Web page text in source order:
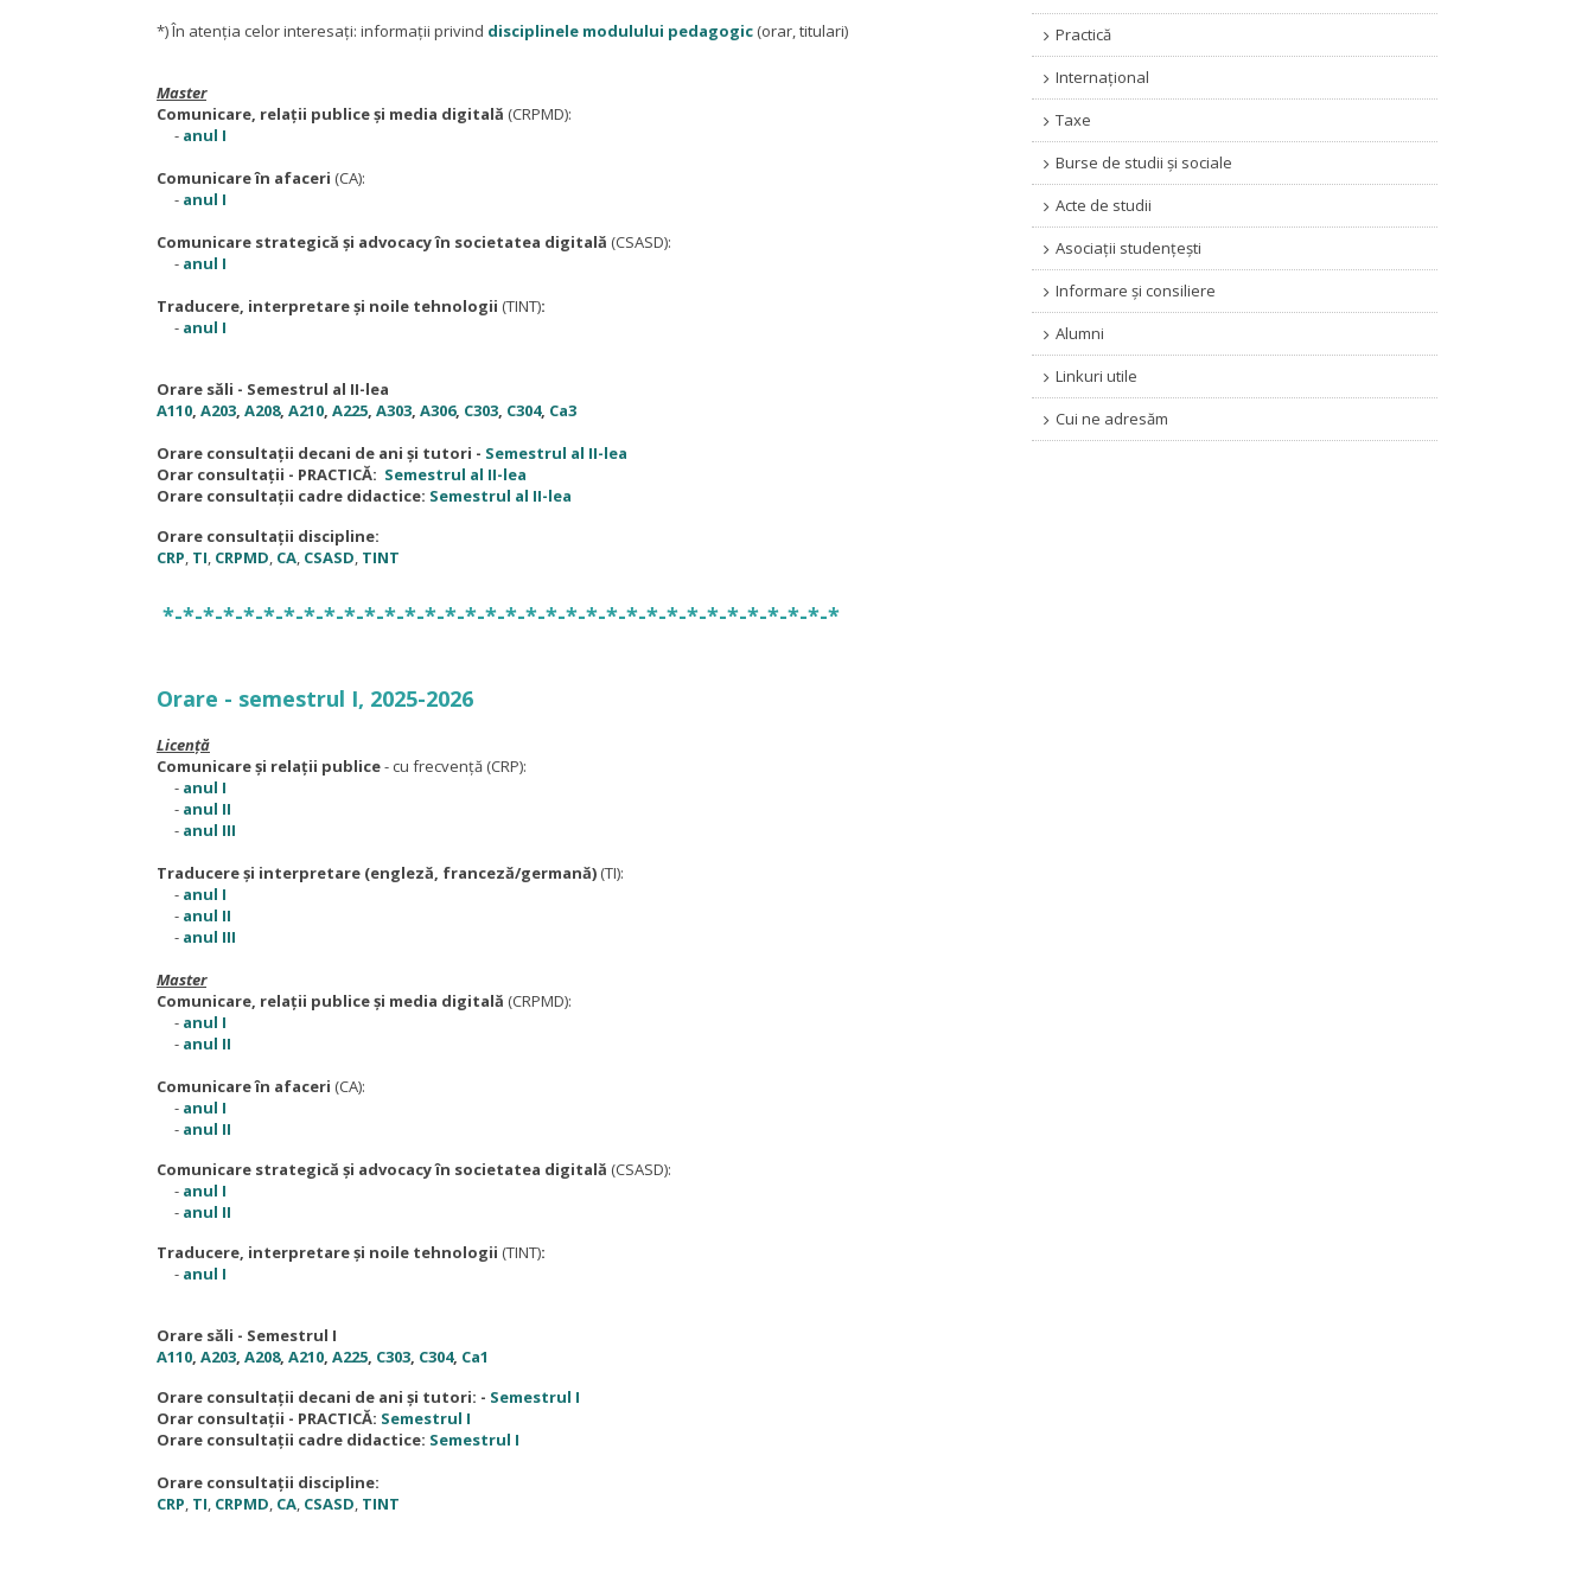
*) În atenția celor interesați: informații privind disciplinele modulului pedagogic (orar, titulari)
Master
Comunicare, relații publice și media digitală (CRPMD):
- anul I
Comunicare în afaceri (CA):
- anul I
Comunicare strategică și advocacy în societatea digitală (CSASD):
- anul I
Traducere, interpretare și noile tehnologii (TINT):
- anul I
Orare săli - Semestrul al II-lea
A110, A203, A208, A210, A225, A303, A306, C303, C304, Ca3
Orare consultații decani de ani și tutori - Semestrul al II-lea
Orar consultații - PRACTICĂ: Semestrul al II-lea
Orare consultații cadre didactice: Semestrul al II-lea
Orare consultații discipline:
CRP, TI, CRPMD, CA, CSASD, TINT
*-*-*-*-*-*-*-*-*-*-*-*-*-*-*-*-*-*-*-*-*-*-*-*-*-*-*-*-*-*-*-*-*-*
Orare - semestrul I, 2025-2026
Licență
Comunicare și relații publice- cu frecvență (CRP):
- anul I
- anul II
- anul III
Traducere și interpretare (engleză, franceză/germană) (TI):
- anul I
- anul II
- anul III
Master
Comunicare, relații publice și media digitală (CRPMD):
- anul I
- anul II
Comunicare în afaceri (CA):
- anul I
- anul II
Comunicare strategică și advocacy în societatea digitală (CSASD):
- anul I
- anul II
Traducere, interpretare și noile tehnologii (TINT):
- anul I
Orare săli - Semestrul I
A110, A203, A208, A210, A225, C303, C304, Ca1
Orare consultații decani de ani și tutori: - Semestrul I
Orar consultații - PRACTICĂ: Semestrul I
Orare consultații cadre didactice: Semestrul I
Orare consultații discipline:
CRP, TI, CRPMD, CA, CSASD, TINT
Practică
Internațional
Taxe
Burse de studii și sociale
Acte de studii
Asociaţii studenţeşti
Informare şi consiliere
Alumni
Linkuri utile
Cui ne adresăm